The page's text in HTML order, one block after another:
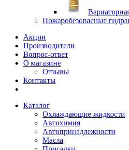
Пожаробезопасные
Акции
Производители
Вопрос-ответ
О магазине
Отзывы
Контакты
Каталог
Охлаждающие жидкости
Автохимия
Автопринадлежности
Масла